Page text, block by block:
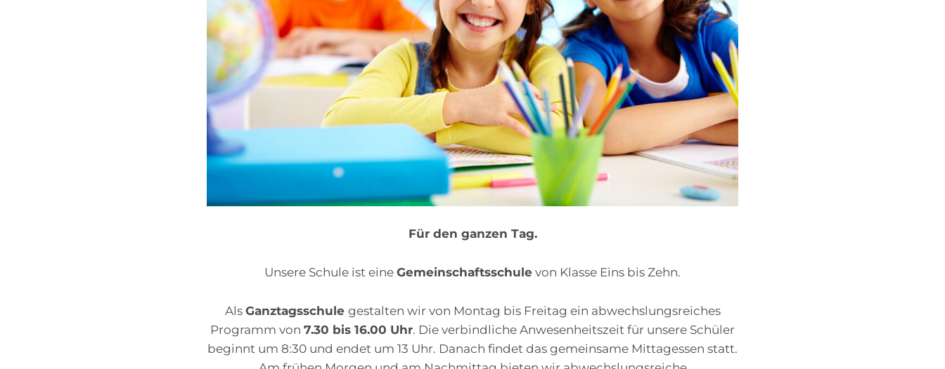
Für den ganzen Tag.
Unsere Schule ist eine Gemeinschaftsschule von Klasse Eins bis Zehn.
Als Ganztagsschule gestalten wir von Montag bis Freitag ein abwechslungsreiches
Programm von 7.30 bis 16.00 Uhr. Die verbindliche Anwesenheitszeit für unsere Schüler
beginnt um 8:30 und endet um 13 Uhr. Danach findet das gemeinsame Mittagessen statt.